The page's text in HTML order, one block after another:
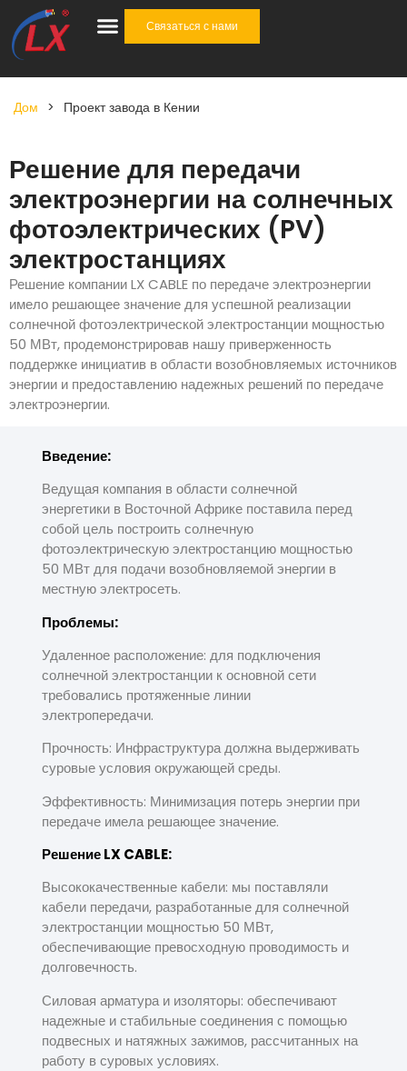
Связаться с нами
Дом > Проект завода в Кении
Решение для передачи
электроэнергии на солнечных
фотоэлектрических (PV)
электростанциях
Решение компании LX CABLE по передаче электроэнергии
имело решающее значение для успешной реализации
солнечной фотоэлектрической электростанции мощностью
50 МВт, продемонстрировав нашу приверженность
поддержке инициатив в области возобновляемых источников
энергии и предоставлению надежных решений по передаче
электроэнергии.
Введение:
Ведущая компания в области солнечной
энергетики в Восточной Африке поставила перед
собой цель построить солнечную
фотоэлектрическую электростанцию мощностью
50 МВт для подачи возобновляемой энергии в
местную электросеть.
Проблемы:
Удаленное расположение: для подключения
солнечной электростанции к основной сети
требовались протяженные линии
электропередачи.
Прочность: Инфраструктура должна выдерживать
суровые условия окружающей среды.
Эффективность: Минимизация потерь энергии при
передаче имела решающее значение.
Решение LX CABLE:
Высококачественные кабели: мы поставляли
кабели передачи, разработанные для солнечной
электростанции мощностью 50 МВт,
обеспечивающие превосходную проводимость и
долговечность.
Силовая арматура и изоляторы: обеспечивают
надежные и стабильные соединения с помощью
подвесных и натяжных зажимов, рассчитанных на
работу в суровых условиях.